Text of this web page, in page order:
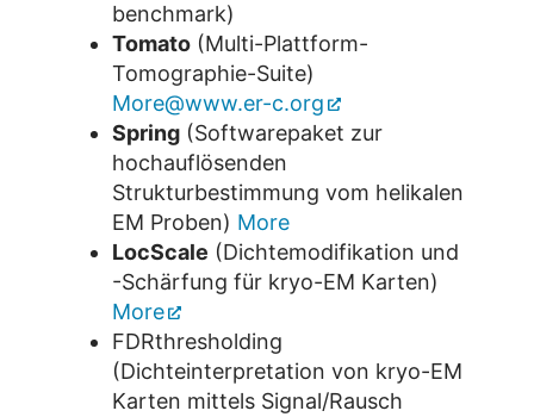
benchmark)
Tomato (Multi-Plattform-
Tomographie-Suite)
More@www.er-c.org
Spring (Softwarepaket zur
hochauflösenden
Strukturbestimmung vom helikalen
EM Proben) More
LocScale (Dichtemodifikation und
-Schärfung für kryo-EM Karten)
More
FDRthresholding
(Dichteinterpretation von kryo-EM
Karten mittels Signal/Rausch